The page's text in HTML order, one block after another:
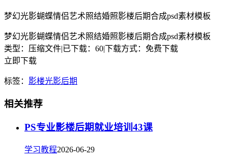
梦幻光影蝴蝶情侣艺术照结婚照影楼后期合成psd素材模板
梦幻光影蝴蝶情侣艺术照结婚照影楼后期合成psd素材模板
类型：压缩文件|已下载：60|下载方式：免费下载
立即下载
标签： 影楼光影后期
相关推荐
PS专业影楼后期就业培训43课
学习教程2026-06-29